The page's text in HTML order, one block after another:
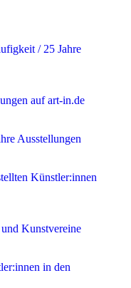
/ 25 Jahre
auf art-in.de
Ausstellungen
Künstler:innen
Kunstvereine
in den